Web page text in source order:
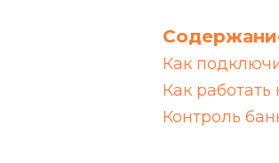
Как
Как
Контроль